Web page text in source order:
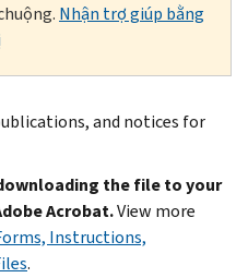
Nhận trợ giúp bằng
and notices for
the file to your
Acrobat.View more
Instructions,
.